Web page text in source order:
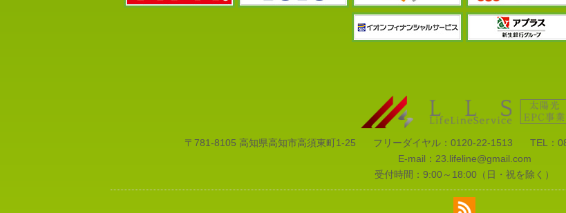
〒781-8105 高知県高知市高須東町1-25 フリーダイヤル： 0120-22-1513 TEL：
E-mail： 23.lifeline@gmail.com
受付時間：9:00～18:00（日・祝を除く）